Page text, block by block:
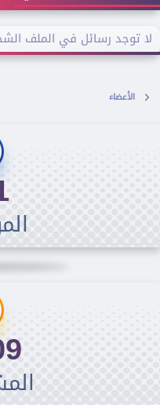
لا توجد رسائل في الملف
الأعضاء